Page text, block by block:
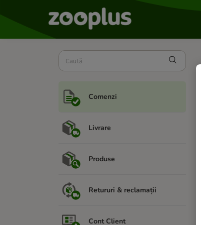
Comenzi
Livrare
Produse
Retururi & reclamații
Cont Client